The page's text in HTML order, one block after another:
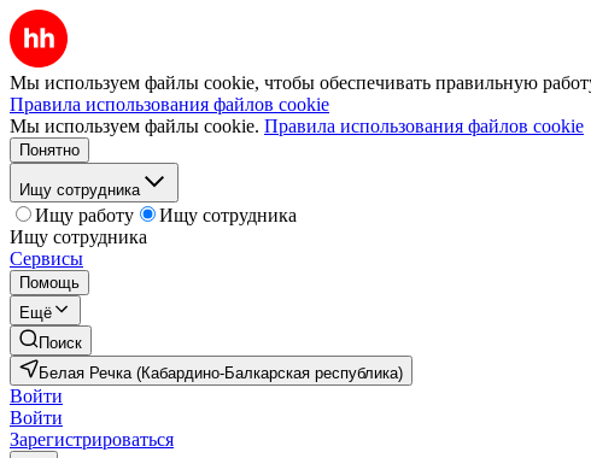
Мы используем файлы cookie, чтобы обеспечивать правильную
Правила использования файлов cookie
Мы используем файлы cookie. Правила использования файлов cookie
Понятно
Ищу сотрудника
Ищу работу
Ищу сотрудника
Ищу сотрудника
Сервисы
Помощь
Ещё
Поиск
Белая Речка (Кабардино-Балкарская республика)
Войти
Войти
Зарегистрироваться